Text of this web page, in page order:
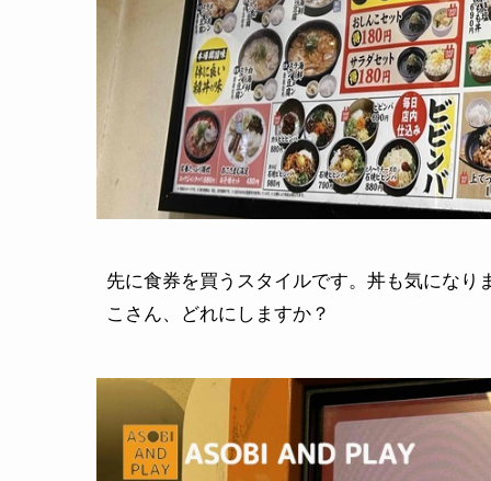
先に食券を買うスタイルです。丼も気にな
こさん、どれにしますか？